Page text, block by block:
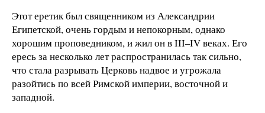
Этот еретик был священником из Александрии
Египетской, очень гордым и непокорным, однако
хорошим проповедником, и жил он в III–IV веках. Его
ересь за несколько лет распространилась так сильно,
что стала разрывать Церковь надвое и угрожала
разойтись по всей Римской империи, восточной и
западной.